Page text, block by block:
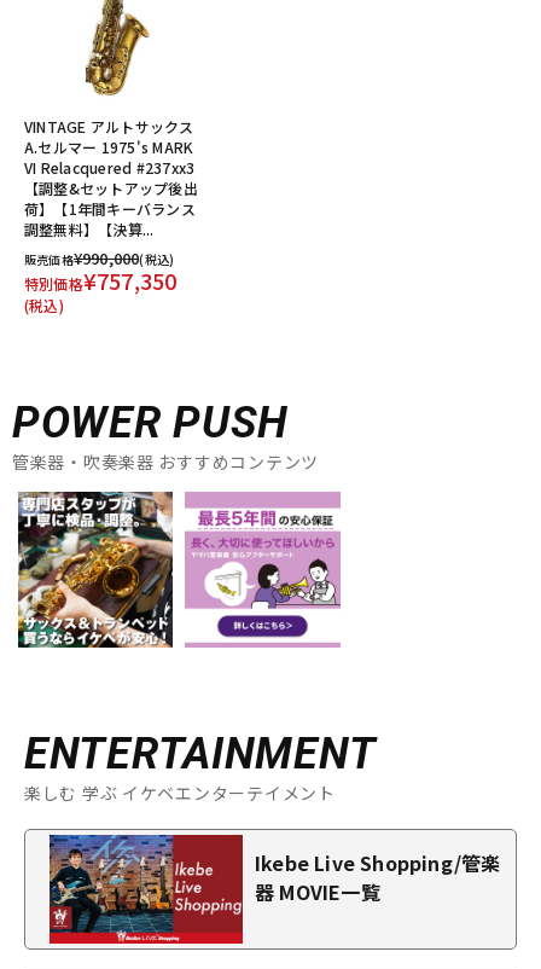
VINTAGE アルトサックス
A.セルマー 1975's MARK
VI Relacquered #237xx3
【調整&セットアップ後出
荷】【1年間キーバランス
調整無料】【決算...
販売価格¥990,000(税込)
特別価格¥757,350
(税込)
POWER PUSH
管楽器・吹奏楽器 おすすめコンテンツ
ENTERTAINMENT
楽しむ 学ぶ イケベエンターテイメント
Ikebe Live Shopping/管楽
器 MOVIE一覧